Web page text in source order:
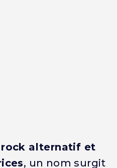
rock alternatif et
, un nom surgit